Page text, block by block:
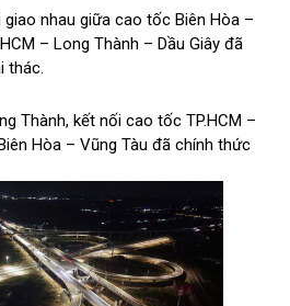
nhau giữa cao tốc Biên Hòa –
– Long Thành – Dầu Giây đã
thác.
Thành, kết nối cao tốc TP.HCM –
Hòa – Vũng Tàu đã chính thức